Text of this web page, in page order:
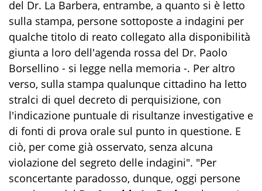
del Dr. La Barbera, entrambe, a quanto si è letto
sulla stampa, persone sottoposte a indagini per
qualche titolo di reato collegato alla disponibilità
giunta a loro dell'agenda rossa del Dr. Paolo
Borsellino - si legge nella memoria -. Per altro
verso, sulla stampa qualunque cittadino ha letto
stralci di quel decreto di perquisizione, con
l'indicazione puntuale di risultanze investigative e
di fonti di prova orale sul punto in questione. E
ciò, per come già osservato, senza alcuna
violazione del segreto delle indagini". "Per
sconcertante paradosso, dunque, oggi persone